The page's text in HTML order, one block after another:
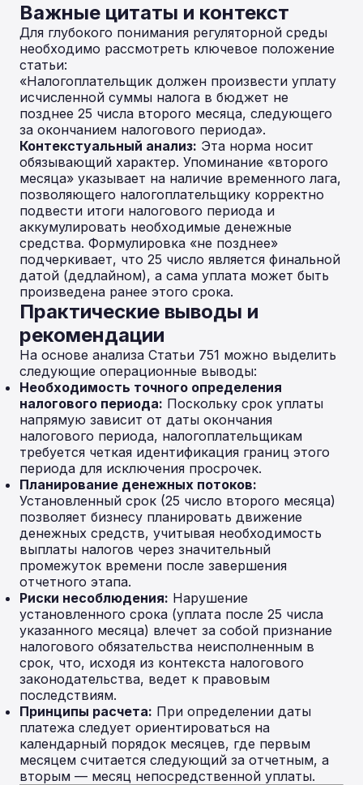
Важные цитаты и контекст
Для глубокого понимания регуляторной среды
необходимо рассмотреть ключевое положение
статьи:
«Налогоплательщик должен произвести уплату
исчисленной суммы налога в бюджет не
позднее 25 числа второго месяца, следующего
за окончанием налогового периода».
Контекстуальный анализ: Эта норма носит
обязывающий характер. Упоминание «второго
месяца» указывает на наличие временного лага,
позволяющего налогоплательщику корректно
подвести итоги налогового периода и
аккумулировать необходимые денежные
средства. Формулировка «не позднее»
подчеркивает, что 25 число является финальной
датой (дедлайном), а сама уплата может быть
произведена ранее этого срока.
Практические выводы и
рекомендации
На основе анализа Статьи 751 можно выделить
следующие операционные выводы:
Необходимость точного определения
налогового периода: Поскольку срок уплаты
напрямую зависит от даты окончания
налогового периода, налогоплательщикам
требуется четкая идентификация границ этого
периода для исключения просрочек.
Планирование денежных потоков:
Установленный срок (25 число второго месяца)
позволяет бизнесу планировать движение
денежных средств, учитывая необходимость
выплаты налогов через значительный
промежуток времени после завершения
отчетного этапа.
Риски несоблюдения: Нарушение
установленного срока (уплата после 25 числа
указанного месяца) влечет за собой признание
налогового обязательства неисполненным в
срок, что, исходя из контекста налогового
законодательства, ведет к правовым
последствиям.
Принципы расчета: При определении даты
платежа следует ориентироваться на
календарный порядок месяцев, где первым
месяцем считается следующий за отчетным, а
вторым — месяц непосредственной уплаты.